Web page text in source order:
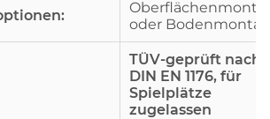
oder
TÜV-geprüft nach
DIN EN 1176, für
Spielplätze
zugelassen